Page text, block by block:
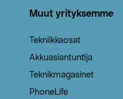
Muut yrityksemme
Tekniikkaosat
Akkuasiantuntija
Teknikmagasinet
PhoneLife